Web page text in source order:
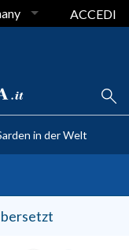
ACCEDI
in der Welt